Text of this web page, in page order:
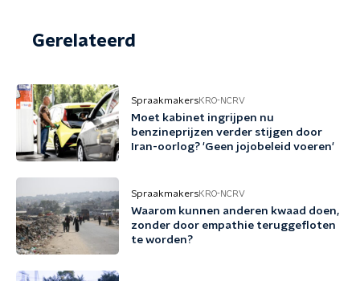
Gerelateerd
SpraakmakersKRO-NCRV
Moet kabinet ingrijpen nu
benzineprijzen verder stijgen door
Iran-oorlog? 'Geen jojobeleid voeren'
SpraakmakersKRO-NCRV
Waarom kunnen anderen kwaad doen,
zonder door empathie teruggefloten
te worden?